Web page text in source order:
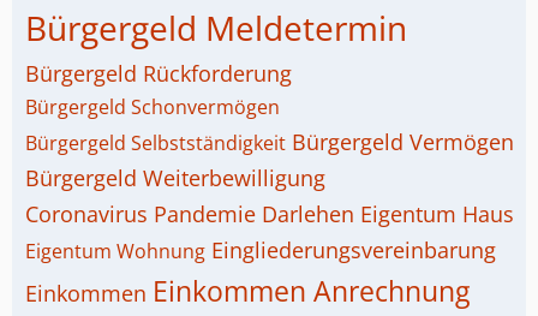
Bürgergeld Meldetermin
Bürgergeld Rückforderung
Bürgergeld Schonvermögen
Bürgergeld Selbstständigkeit Bürgergeld Vermögen
Bürgergeld Weiterbewilligung
Coronavirus Pandemie Darlehen Eigentum Haus
Eigentum Wohnung Eingliederungsvereinbarung
Einkommen Einkommen Anrechnung